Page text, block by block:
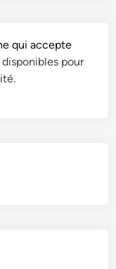
qui accepte
pour